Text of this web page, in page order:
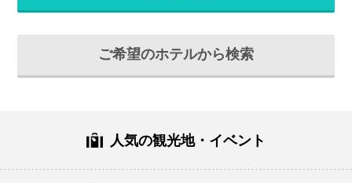
ご希望のホテルから検索
人気の観光地・イベント